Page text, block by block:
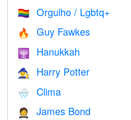
🏳️‍🌈 Orgulho / Lgbtq+
🔥 Guy Fawkes
🕎 Hanukkah
🧙 Harry Potter
🌧 Clima
🤵 James Bond